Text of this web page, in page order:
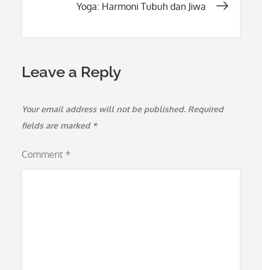
Yoga: Harmoni Tubuh dan Jiwa
Leave a Reply
Your email address will not be published. Required
fields are marked *
Comment *